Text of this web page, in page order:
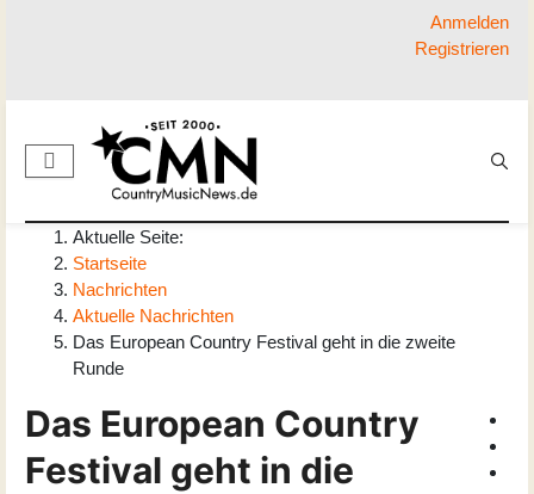
Anmelden
Registrieren
Aktuelle Seite:
Startseite
Nachrichten
Aktuelle Nachrichten
Das European Country Festival geht in die zweite
Runde
Das European Country
Festival geht in die